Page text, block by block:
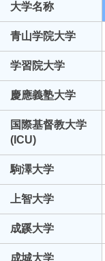
大学名称
青山学院大学
学習院大学
慶應義塾大学
国際基督教大学
(ICU)
駒澤大学
上智大学
成蹊大学
成城大学